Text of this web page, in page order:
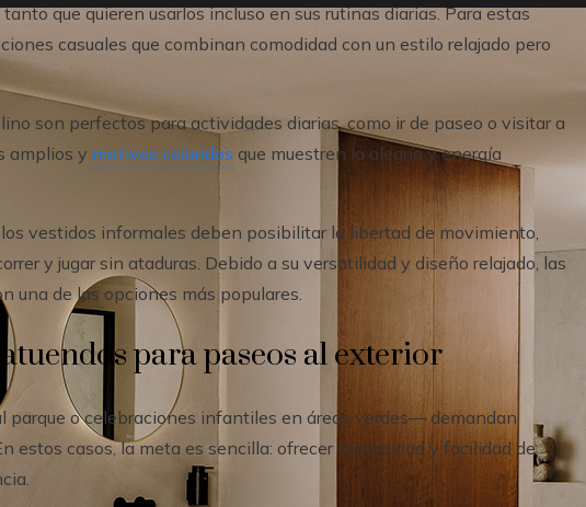
que quieren usarlos incluso en sus rutinas diarias. Para estas
casuales que combinan comodidad con un estilo relajado pero
son perfectos para actividades diarias, como ir de paseo o visitar a
amplios y motivos coloridos que muestren la alegría y energía
vestidos informales deben posibilitar la libertad de movimiento,
y jugar sin ataduras. Debido a su versatilidad y diseño relajado, las
una de las opciones más populares.
para paseos al exterior
o celebraciones infantiles en áreas verdes— demandan
estos casos, la meta es sencilla: ofrecer comodidad y facilidad de